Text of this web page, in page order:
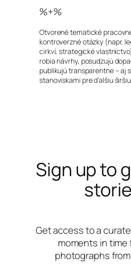
%+%
Otvorené tematické
kontroverzné otázky (napr.
cirkví, strategické
robia návrhy, posudzujú
publikujú transparentne – aj
stanoviskami pre ďalšiu
Sign up to
Get access to a
moments in time
photographs